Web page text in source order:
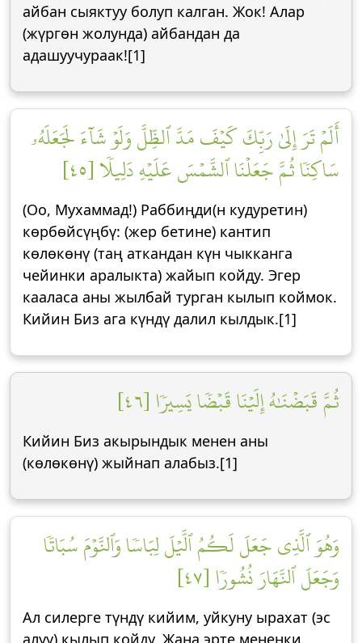
айбан сыяктуу болуп калган. Жок! Алар
(жүргөн жолунда) айбандан да
адашуучураак![1]
أَلَمۡ تَرَ إِلَىٰ رَبِّكَ كَيۡفَ مَدَّ ٱلظِّلَّ وَلَوۡ شَآءَ لَجَعَلَهُۥ
سَاكِنٗا ثُمَّ جَعَلۡنَا ٱلشَّمۡسَ عَلَيۡهِ دَلِيلٗا [٤٥]
(Оо, Мухаммад!) Раббиңди(н кудуретин)
көрбөйсүңбү: (жер бетине) кантип
көлөкөнү (таң аткандан күн чыкканга
чейинки аралыкта) жайып койду. Эгер
кааласа аны жылбай турган кылып коймок.
Кийин Биз ага күндү далил кылдык.[1]
ثُمَّ قَبَضۡنَٰهُ إِلَيۡنَا قَبۡضٗا يَسِيرٗا [٤٦]
Кийин Биз акырындык менен аны
(көлөкөнү) жыйнап алабыз.[1]
وَهُوَ ٱلَّذِي جَعَلَ لَكُمُ ٱلَّيۡلَ لِبَاسٗا وَٱلنَّوۡمَ سُبَاتٗا
وَجَعَلَ ٱلنَّهَارَ نُشُورٗا [٤٧]
Ал силерге түндү кийим, уйкуну ырахат (эс
алуу) кылып койду. Жана эрте мененки